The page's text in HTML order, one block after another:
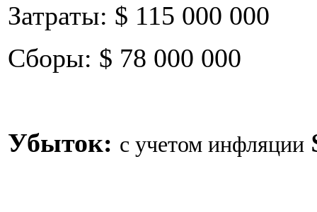
Затраты: $ 115 000 000
Сборы: $ 78 000 000
Убыток: с учетом инфляции